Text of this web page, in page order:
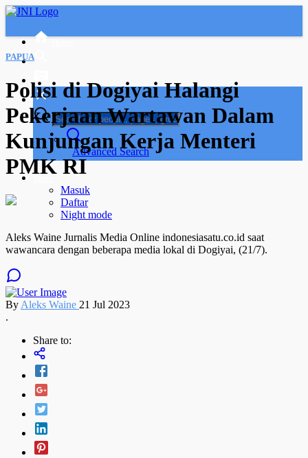
Advanced Search
Masuk
Daftar
Night mode
PAPUA
Polisi di Dogiyai Halangi
Pekerjaan Wartawan Dalam
Kunjungan Kerja Menteri
PMK RI
Aleks Waine Jurnalis Media Online indonesiasatu.co.id saat
wawancara dengan beberapa media lokal di Dogiyai, (21/7).
By Aleks Waine 21 Jul 2023
.
Share to: